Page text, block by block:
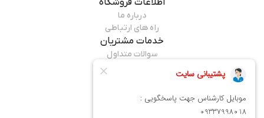
اطلاعات فروشگاه
درباره ما
راه های ارتباطی
خدمات مشتریان
سوالات متداول
قوانین مرجوعی
همراه ما باشید